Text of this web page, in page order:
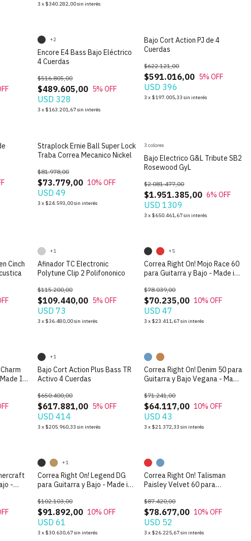
3 x $340.282,00sin interés
Encore E4 Bass Bajo Eléctrico
4 Cuerdas
$489.605,00
$516.805,00
5% OFF
USD 328
3 x $163.201,67sin interés
+2
Bajo Cort Action PJ de 4
Cuerdas
$591.016,00
$622.121,00
5% OFF
USD 396
3 x $197.005,33 sin interés
Straplock Ernie Ball Super Lock
Traba Correa Mecanico Nickel
$73.779,00
$81.978,00
10% OFF
USD 49
3 x $24.593,00sin interés
Bajo Electrico G&L Tribute SB2
Rosewood GyL
$1.951.385,00
$2.081.477,00
6% OFF
USD 1309
3 x $650.461,67sin interés
3 colores
Cinch
Afinador TC Electronic
Polytune Clip 2 Polifononico
$109.440,00
$115.200,00
5% OFF
USD 73
3 x $36.480,00sin interés
+1
Correa Right On! Mojo Race 60
para Guitarra y Bajo - Made in
$70.235,00
$78.039,00
10% OFF
USD 47
3 x $23.411,67sin interés
+5
In
Bajo Cort Action Plus Bass TR
Activo 4 Cuerdas
$617.881,00
$650.400,00
5% OFF
USD 414
3 x $205.960,33 sin interés
+1
Correa Right On! Denim 50 para
Guitarra y Bajo Vegana - Made
$64.117,00
$71.241,00
10% OFF
USD 43
3 x $21.372,33 sin interés
-
Correa Right On! Legend DG
para Guitarra y Bajo - Made in
$91.892,00
$102.103,00
10% OFF
USD 61
3 x $30.630,67sin interés
+1
Correa Right On! Talisman
Paisley Velvet 60 para
$78.677,00
$87.420,00
10% OFF
USD 52
3 x $26.225,67sin interés